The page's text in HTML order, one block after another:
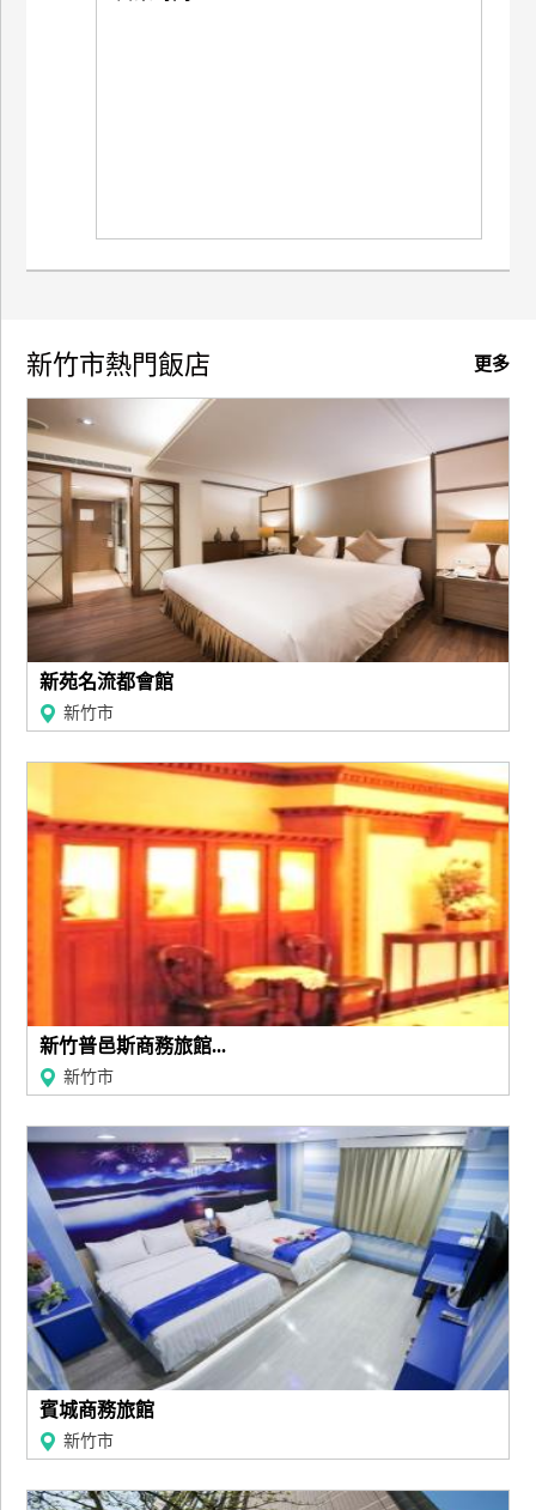
更多
新竹市熱門飯店
新苑名流都會館
新竹市
新竹普邑斯商務旅館...
新竹市
賓城商務旅館
新竹市